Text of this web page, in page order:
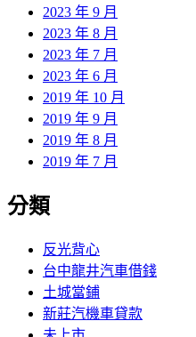
2023 年 9 月
2023 年 8 月
2023 年 7 月
2023 年 6 月
2019 年 10 月
2019 年 9 月
2019 年 8 月
2019 年 7 月
分類
反光背心
台中龍井汽車借錢
土城當鋪
新莊汽機車貸款